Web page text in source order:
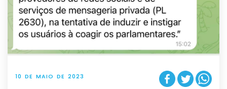
10 DE MAIO DE 2023